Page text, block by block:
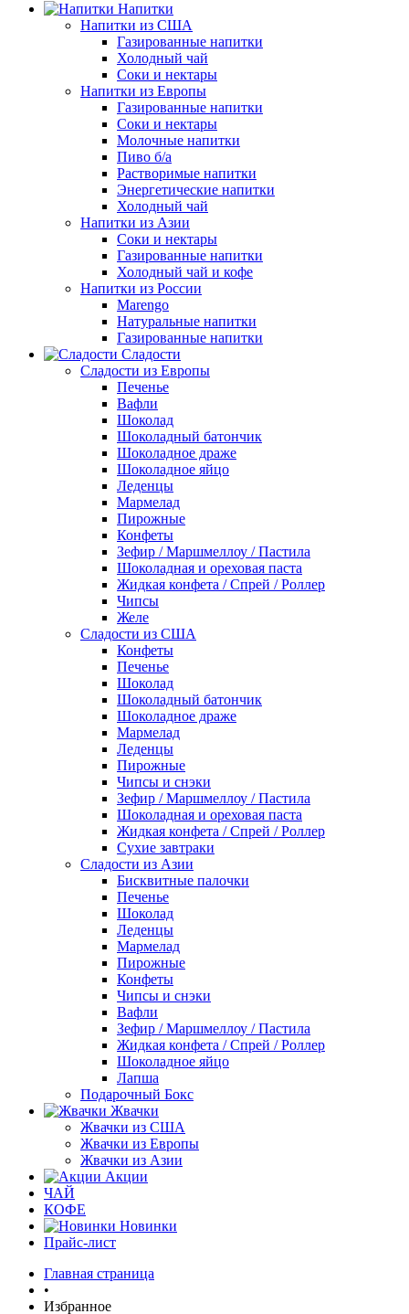
Напитки
Напитки из США
Газированные напитки
Холодный чай
Соки и нектары
Напитки из Европы
Газированные напитки
Соки и нектары
Молочные напитки
Пиво б/а
Растворимые напитки
Энергетические напитки
Холодный чай
Напитки из Азии
Соки и нектары
Газированные напитки
Холодный чай и кофе
Напитки из России
Marengo
Натуральные напитки
Газированные напитки
Сладости
Сладости из Европы
Печенье
Вафли
Шоколад
Шоколадный батончик
Шоколадное драже
Шоколадное яйцо
Леденцы
Мармелад
Пирожные
Конфеты
Зефир / Маршмеллоу / Пастила
Шоколадная и ореховая паста
Жидкая конфета / Спрей / Роллер
Чипсы
Желе
Сладости из США
Конфеты
Печенье
Шоколад
Шоколадный батончик
Шоколадное драже
Мармелад
Леденцы
Пирожные
Чипсы и снэки
Зефир / Маршмеллоу / Пастила
Шоколадная и ореховая паста
Жидкая конфета / Спрей / Роллер
Сухие завтраки
Сладости из Азии
Бисквитные палочки
Печенье
Шоколад
Леденцы
Мармелад
Пирожные
Конфеты
Чипсы и снэки
Вафли
Зефир / Маршмеллоу / Пастила
Жидкая конфета / Спрей / Роллер
Шоколадное яйцо
Лапша
Подарочный Бокс
Жвачки
Жвачки из США
Жвачки из Европы
Жвачки из Азии
Акции
ЧАЙ
КОФЕ
Новинки
Прайс-лист
Главная страница
•
Избранное